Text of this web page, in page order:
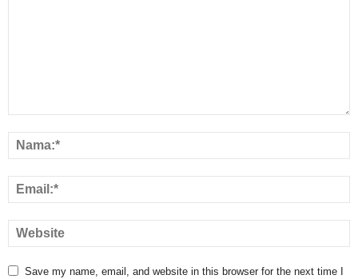
Save my name, email, and website in this browser for the next time I